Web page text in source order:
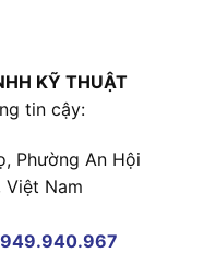
KỸ THUẬT
tin cậy:
Phường An Hội
Việt Nam